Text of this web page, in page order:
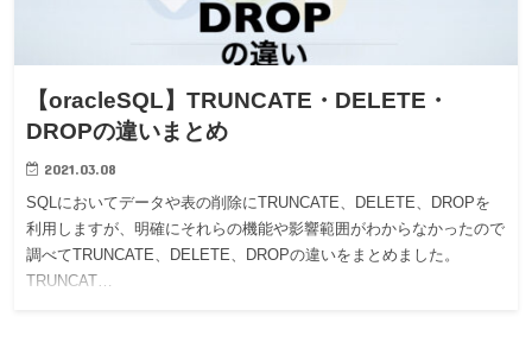
【oracleSQL】TRUNCATE・DELETE・
DROPの違いまとめ
2021.03.08
SQLにおいてデータや表の削除にTRUNCATE、DELETE、DROPを
利用しますが、明確にそれらの機能や影響範囲がわからなかったので
調べてTRUNCATE、DELETE、DROPの違いをまとめました。
TRUNCAT…